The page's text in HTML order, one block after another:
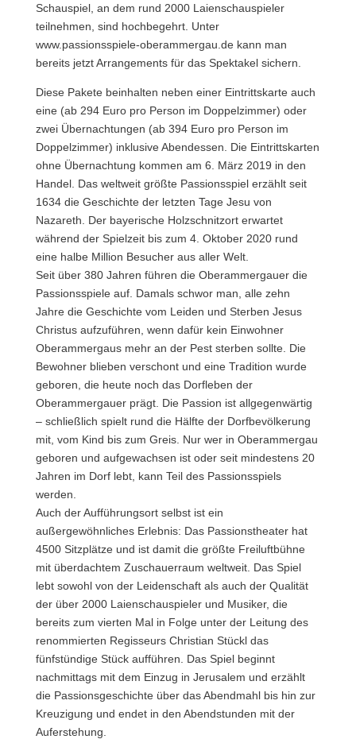
Schauspiel, an dem rund 2000 Laienschauspieler
teilnehmen, sind hochbegehrt. Unter
www.passionsspiele-oberammergau.de kann man
bereits jetzt Arrangements für das Spektakel sichern.
Diese Pakete beinhalten neben einer Eintrittskarte auch
eine (ab 294 Euro pro Person im Doppelzimmer) oder
zwei Übernachtungen (ab 394 Euro pro Person im
Doppelzimmer) inklusive Abendessen. Die Eintrittskarten
ohne Übernachtung kommen am 6. März 2019 in den
Handel. Das weltweit größte Passionsspiel erzählt seit
1634 die Geschichte der letzten Tage Jesu von
Nazareth. Der bayerische Holzschnitzort erwartet
während der Spielzeit bis zum 4. Oktober 2020 rund
eine halbe Million Besucher aus aller Welt.
Seit über 380 Jahren führen die Oberammergauer die
Passionsspiele auf. Damals schwor man, alle zehn
Jahre die Geschichte vom Leiden und Sterben Jesus
Christus aufzuführen, wenn dafür kein Einwohner
Oberammergaus mehr an der Pest sterben sollte. Die
Bewohner blieben verschont und eine Tradition wurde
geboren, die heute noch das Dorfleben der
Oberammergauer prägt. Die Passion ist allgegenwärtig
– schließlich spielt rund die Hälfte der Dorfbevölkerung
mit, vom Kind bis zum Greis. Nur wer in Oberammergau
geboren und aufgewachsen ist oder seit mindestens 20
Jahren im Dorf lebt, kann Teil des Passionsspiels
werden.
Auch der Aufführungsort selbst ist ein
außergewöhnliches Erlebnis: Das Passionstheater hat
4500 Sitzplätze und ist damit die größte Freiluftbühne
mit überdachtem Zuschauerraum weltweit. Das Spiel
lebt sowohl von der Leidenschaft als auch der Qualität
der über 2000 Laienschauspieler und Musiker, die
bereits zum vierten Mal in Folge unter der Leitung des
renommierten Regisseurs Christian Stückl das
fünfstündige Stück aufführen. Das Spiel beginnt
nachmittags mit dem Einzug in Jerusalem und erzählt
die Passionsgeschichte über das Abendmahl bis hin zur
Kreuzigung und endet in den Abendstunden mit der
Auferstehung.